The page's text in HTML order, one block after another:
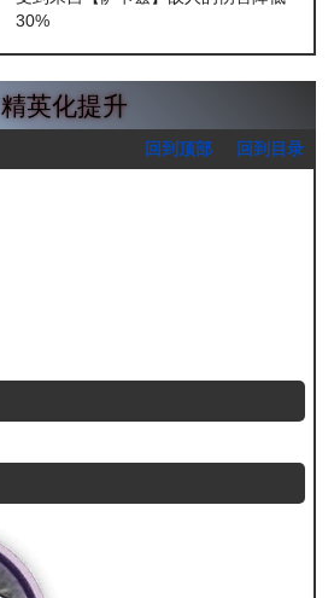
30%
精英化提升
回到顶部 回到目录